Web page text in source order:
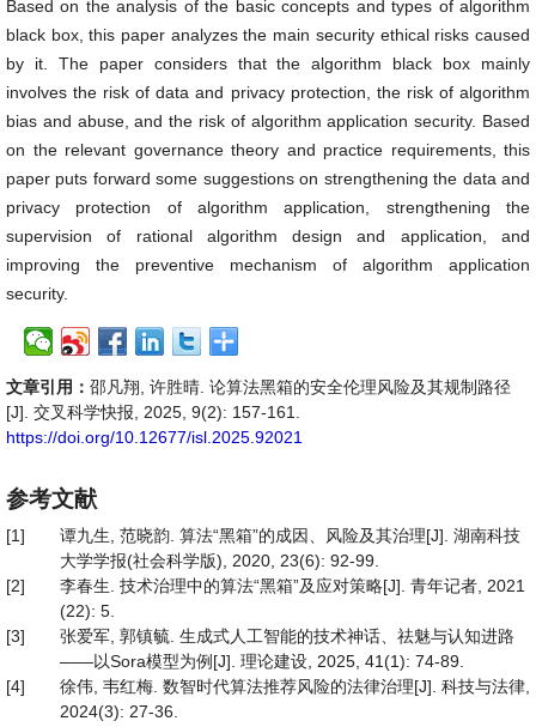
Based on the analysis of the basic concepts and types of algorithm
black box, this paper analyzes the main security ethical risks caused
by it. The paper considers that the algorithm black box mainly
involves the risk of data and privacy protection, the risk of algorithm
bias and abuse, and the risk of algorithm application security. Based
on the relevant governance theory and practice requirements, this
paper puts forward some suggestions on strengthening the data and
privacy protection of algorithm application, strengthening the
supervision of rational algorithm design and application, and
improving the preventive mechanism of algorithm application
security.
文章引用： 邵凡翔, 许胜晴. 论算法黑箱的安全伦理风险及其规制路径
[J]. 交叉科学快报, 2025, 9(2): 157-161.
https://doi.org/10.12677/isl.2025.92021
参考文献
[1]
谭九生, 范晓韵. 算法“黑箱”的成因、风险及其治理[J]. 湖南科技
大学学报(社会科学版), 2020, 23(6): 92-99.
[2]
李春生. 技术治理中的算法“黑箱”及应对策略[J]. 青年记者, 2021
(22): 5.
[3]
张爱军, 郭镇毓. 生成式人工智能的技术神话、祛魅与认知进路
——以Sora模型为例[J]. 理论建设, 2025, 41(1): 74-89.
[4]
徐伟, 韦红梅. 数智时代算法推荐风险的法律治理[J]. 科技与法律,
2024(3): 27-36.